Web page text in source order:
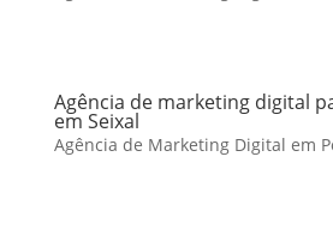
Agência de marketing digital
em Seixal
Agência de Marketing Digital em